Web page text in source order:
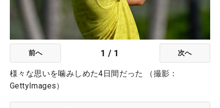
前へ 1 / 1 次へ
様々な思いを噛みしめた4日間だった （撮影：
GettyImages）